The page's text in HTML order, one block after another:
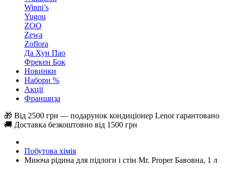
Winni’s
Yugou
ZOO
Zewa
Zoflora
Да Хун Пао
Фрекен Бок
Новинки
Набори %
Акції
Франшиза
🎁 Від 2500 грн — подарунок кондиціонер Lenor гарантовано
🚚 Доставка безкоштовно від 1500 грн
Побутова хімія
Миюча рідина для підлоги і стін Mr. Proper Бавовна, 1 л